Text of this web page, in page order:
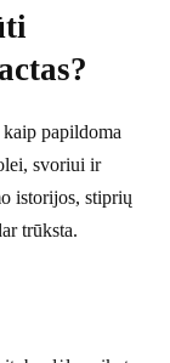
papildoma
svoriui ir
istorijos, stiprių
trūksta.